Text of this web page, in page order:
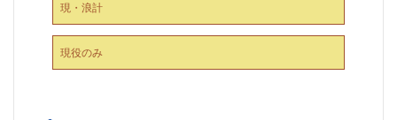
現・浪計
現役のみ